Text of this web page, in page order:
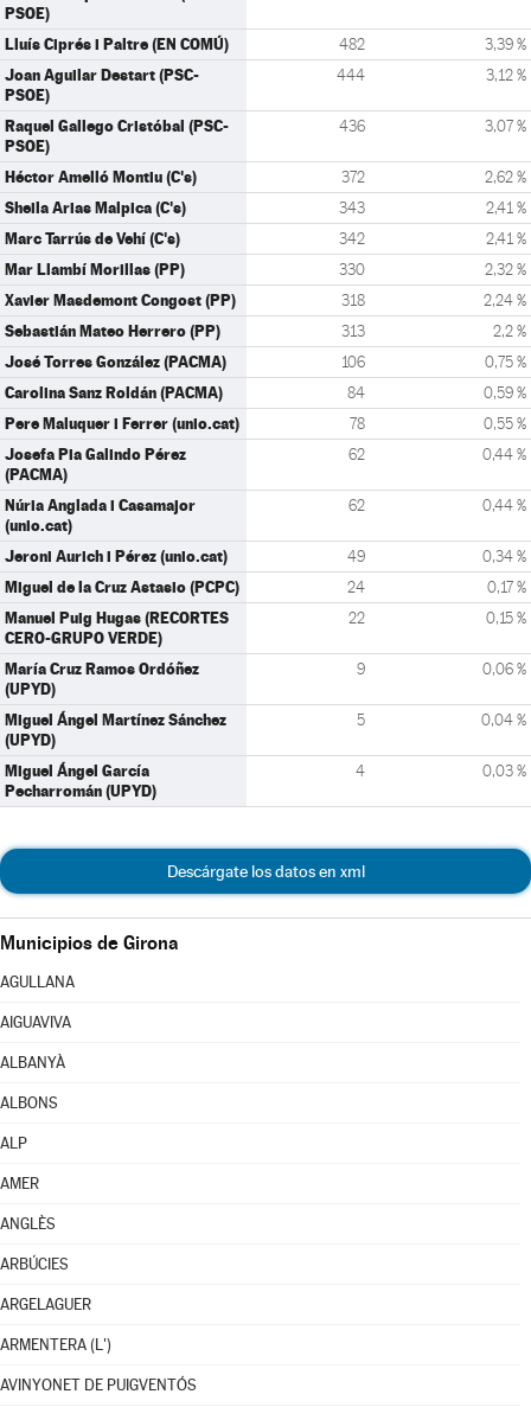
PSOE)
Lluís Ciprés i Paltre (EN COMÚ) 482 3,39 %
Joan Aguilar Destart (PSC-
PSOE)
444 3,12 %
Raquel Gallego Cristóbal (PSC-
PSOE)
436 3,07 %
Héctor Amelló Montiu (C's) 372 2,62 %
Sheila Arias Malpica (C's) 343 2,41 %
Marc Tarrús de Vehí (C's) 342 2,41 %
Mar Llambí Morillas (PP) 330 2,32 %
Xavier Masdemont Congost (PP) 318 2,24 %
Sebastián Mateo Herrero (PP) 313 2,2 %
José Torres González (PACMA) 106 0,75 %
Carolina Sanz Roldán (PACMA) 84 0,59 %
Pere Maluquer i Ferrer (unio.cat) 78 0,55 %
Josefa Pia Galindo Pérez
(PACMA)
62 0,44 %
Núria Anglada i Casamajor
(unio.cat)
62 0,44 %
Jeroni Aurich i Pérez (unio.cat) 49 0,34 %
Miguel de la Cruz Astasio (PCPC) 24 0,17 %
Manuel Puig Hugas (RECORTES
CERO-GRUPO VERDE)
22 0,15 %
María Cruz Ramos Ordóñez
(UPYD)
9 0,06 %
Miguel Ángel Martínez Sánchez
(UPYD)
5 0,04 %
Miguel Ángel García
Pecharromán (UPYD)
4 0,03 %
Descárgate los datos en xml
Municipios de Girona
AGULLANA
AIGUAVIVA
ALBANYÀ
ALBONS
ALP
AMER
ANGLÈS
ARBÚCIES
ARGELAGUER
ARMENTERA (L')
AVINYONET DE PUIGVENTÓS